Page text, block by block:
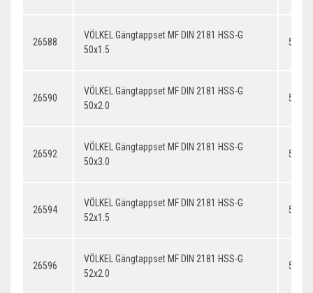
26588
VÖLKEL Gängtappset MF DIN 2181 HSS-G
50x1.5
26590
VÖLKEL Gängtappset MF DIN 2181 HSS-G
50x2.0
26592
VÖLKEL Gängtappset MF DIN 2181 HSS-G
50x3.0
26594
VÖLKEL Gängtappset MF DIN 2181 HSS-G
52x1.5
26596
VÖLKEL Gängtappset MF DIN 2181 HSS-G
52x2.0